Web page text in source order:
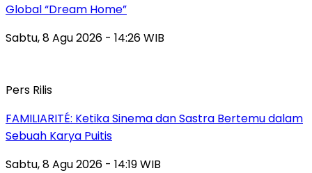
Global “Dream Home”
Sabtu, 8 Agu 2026 - 14:26 WIB
Pers Rilis
FAMILIARITÉ: Ketika Sinema dan Sastra Bertemu dalam
Sebuah Karya Puitis
Sabtu, 8 Agu 2026 - 14:19 WIB